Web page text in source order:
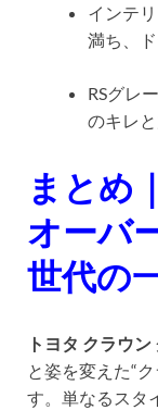
インテ
満ち、
RSグレ
のキレ
まとめ
オーバ
世代の
トヨタ クラウ
と姿を変えた“
す。単なるスタ